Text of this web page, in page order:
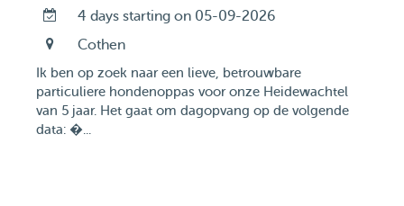
4 days starting on 05-09-2026
Cothen
Ik ben op zoek naar een lieve, betrouwbare
particuliere hondenoppas voor onze Heidewachtel
van 5 jaar. Het gaat om dagopvang op de volgende
data: �...